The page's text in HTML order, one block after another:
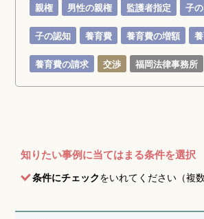
親権 男性の親権 監護者指定 子
子の認知 養育費 養育費の増額
養育費の請求 交渉 福岡法律事務所
知りたい事例に当てはまる条件を選択
条件にチェックをいれてください（複